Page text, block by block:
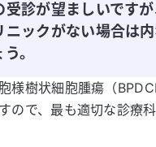
受診が望ましいです
ニックがない場合は
。
様樹状細胞腫瘍（
ので、最も適切な診療